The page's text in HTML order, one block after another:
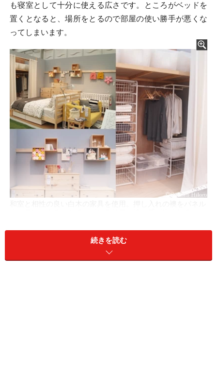
も寝室として十分に使える広さです。ところがベッドを
置くとなると、場所をとるので部屋の使い勝手が悪くな
ってしまいます。
でも、セミダブルのベッドなら、和布団2人分よりも小
さなスペースでOK。イケアでは、さらにベビーベッドと
ミニサイズのソファを置くことを提案しています。壁側
続きを読む